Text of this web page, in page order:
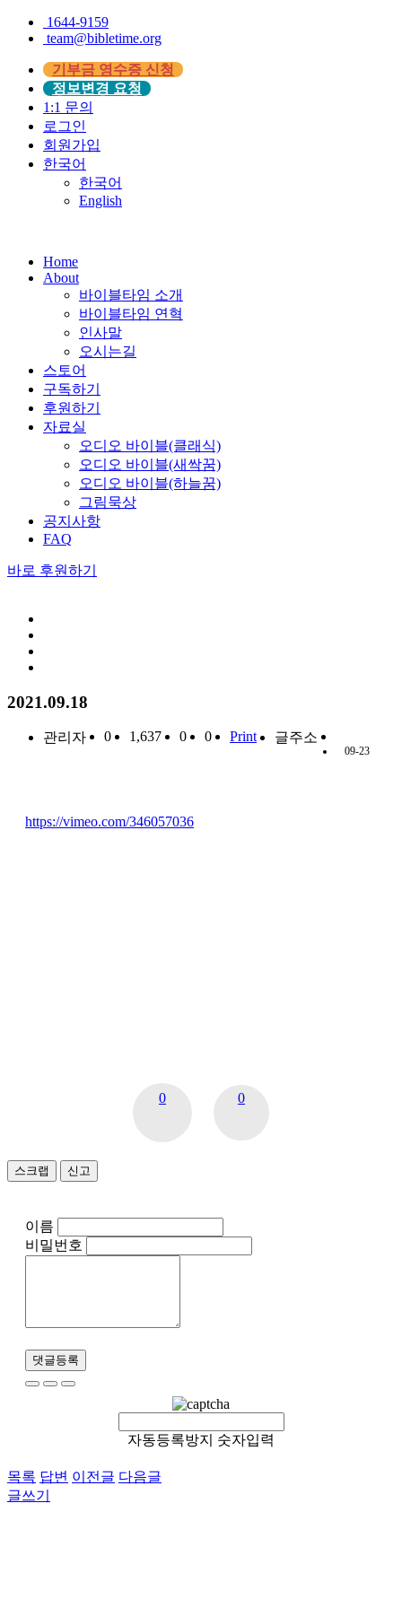
1644-9159
team@bibletime.org
기부금 영수증 신청
정보변경 요청
1:1 문의
로그인
회원가입
한국어
한국어
English
Home
About
바이블타임 소개
바이블타임 연혁
인사말
오시는길
스토어
구독하기
후원하기
자료실
오디오 바이블(클래식)
오디오 바이블(새싹꿈)
오디오 바이블(하늘꿈)
그림묵상
공지사항
FAQ
바로 후원하기
2021.09.18
관리자 0 1,637 0 0 Print 글주소
09-23
https://vimeo.com/346057036
0 0
스크랩 신고
이름
비밀번호
댓글등록
자동등록방지 숫자입력
목록 답변 이전글 다음글
글쓰기